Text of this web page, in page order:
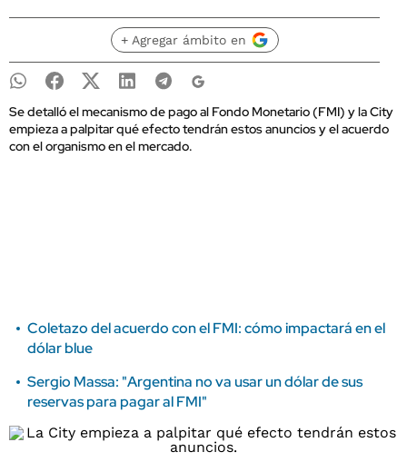
+ Agregar ámbito en
Se detalló el mecanismo de pago al Fondo Monetario (FMI) y la City
empieza a palpitar qué efecto tendrán estos anuncios y el acuerdo
con el organismo en el mercado.
Coletazo del acuerdo con el FMI: cómo impactará en el
dólar blue
Sergio Massa: "Argentina no va usar un dólar de sus
reservas para pagar al FMI"